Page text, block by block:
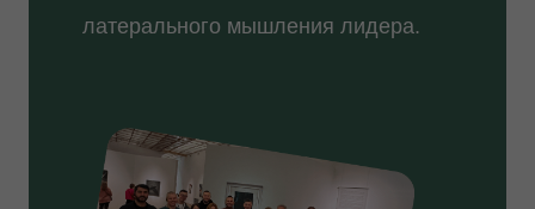
латерального мышления лидера.